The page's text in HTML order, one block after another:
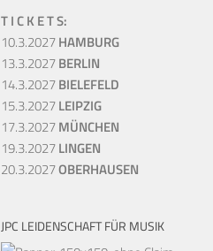
T I C K E T S:
10.3.2027HAMBURG
13.3.2027BERLIN
14.3.2027BIELEFELD
15.3.2027LEIPZIG
17.3.2027MÜNCHEN
19.3.2027LINGEN
20.3.2027OBERHAUSEN
JPC LEIDENSCHAFT FÜR MUSIK